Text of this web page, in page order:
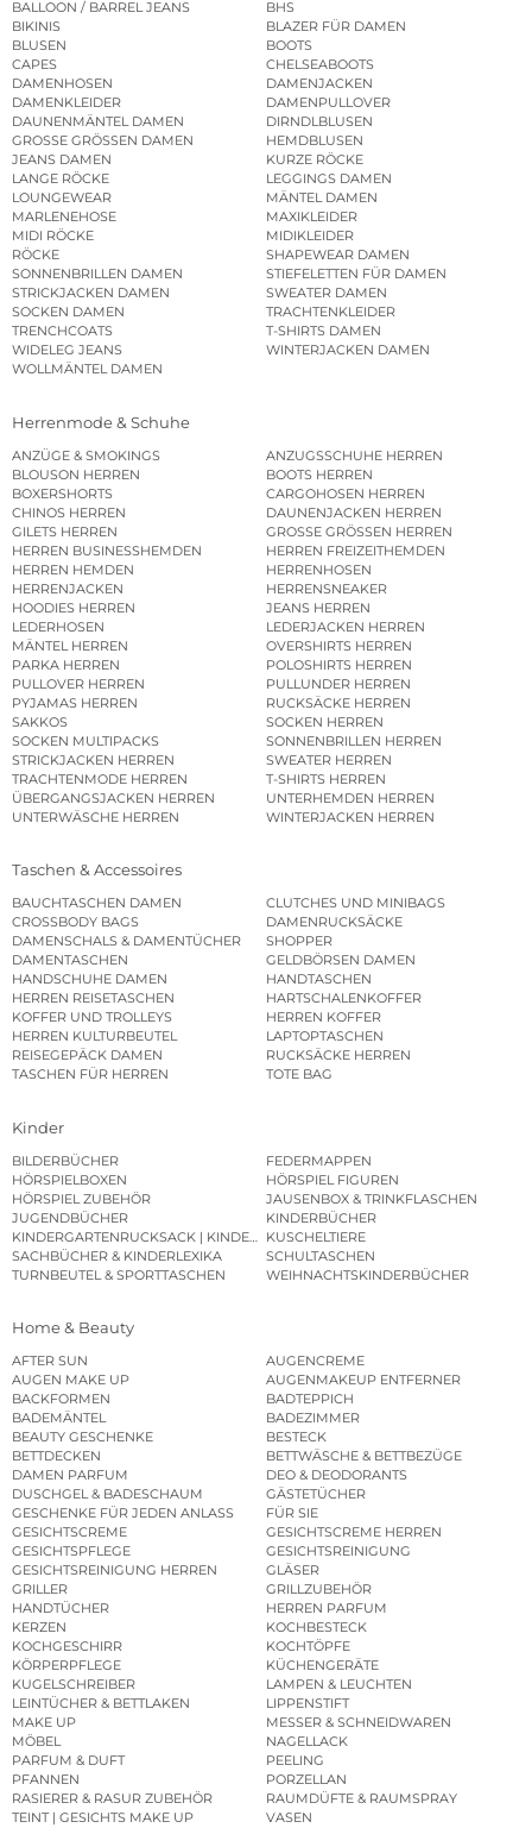
BALLOON / BARREL JEANS
BHS
BIKINIS
BLAZER FÜR DAMEN
BLUSEN
BOOTS
CAPES
CHELSEABOOTS
DAMENHOSEN
DAMENJACKEN
DAMENKLEIDER
DAMENPULLOVER
DAUNENMÄNTEL DAMEN
DIRNDLBLUSEN
GROSSE GRÖSSEN DAMEN
HEMDBLUSEN
JEANS DAMEN
KURZE RÖCKE
LANGE RÖCKE
LEGGINGS DAMEN
LOUNGEWEAR
MÄNTEL DAMEN
MARLENEHOSE
MAXIKLEIDER
MIDI RÖCKE
MIDIKLEIDER
RÖCKE
SHAPEWEAR DAMEN
SONNENBRILLEN DAMEN
STIEFELETTEN FÜR DAMEN
STRICKJACKEN DAMEN
SWEATER DAMEN
SOCKEN DAMEN
TRACHTENKLEIDER
TRENCHCOATS
T-SHIRTS DAMEN
WIDELEG JEANS
WINTERJACKEN DAMEN
WOLLMÄNTEL DAMEN
Herrenmode & Schuhe
ANZÜGE & SMOKINGS
ANZUGSSCHUHE HERREN
BLOUSON HERREN
BOOTS HERREN
BOXERSHORTS
CARGOHOSEN HERREN
CHINOS HERREN
DAUNENJACKEN HERREN
GILETS HERREN
GROSSE GRÖSSEN HERREN
HERREN BUSINESSHEMDEN
HERREN FREIZEITHEMDEN
HERREN HEMDEN
HERRENHOSEN
HERRENJACKEN
HERRENSNEAKER
HOODIES HERREN
JEANS HERREN
LEDERHOSEN
LEDERJACKEN HERREN
MÄNTEL HERREN
OVERSHIRTS HERREN
PARKA HERREN
POLOSHIRTS HERREN
PULLOVER HERREN
PULLUNDER HERREN
PYJAMAS HERREN
RUCKSÄCKE HERREN
SAKKOS
SOCKEN HERREN
SOCKEN MULTIPACKS
SONNENBRILLEN HERREN
STRICKJACKEN HERREN
SWEATER HERREN
TRACHTENMODE HERREN
T-SHIRTS HERREN
ÜBERGANGSJACKEN HERREN
UNTERHEMDEN HERREN
UNTERWÄSCHE HERREN
WINTERJACKEN HERREN
Taschen & Accessoires
BAUCHTASCHEN DAMEN
CLUTCHES UND MINIBAGS
CROSSBODY BAGS
DAMENRUCKSÄCKE
DAMENSCHALS & DAMENTÜCHER
SHOPPER
DAMENTASCHEN
GELDBÖRSEN DAMEN
HANDSCHUHE DAMEN
HANDTASCHEN
HERREN REISETASCHEN
HARTSCHALENKOFFER
KOFFER UND TROLLEYS
HERREN KOFFER
HERREN KULTURBEUTEL
LAPTOPTASCHEN
REISEGEPÄCK DAMEN
RUCKSÄCKE HERREN
TASCHEN FÜR HERREN
TOTE BAG
Kinder
BILDERBÜCHER
FEDERMAPPEN
HÖRSPIELBOXEN
HÖRSPIEL FIGUREN
HÖRSPIEL ZUBEHÖR
JAUSENBOX & TRINKFLASCHEN
JUGENDBÜCHER
KINDERBÜCHER
KINDERGARTENRUCKSACK | KINDERGARTENBEUTEL
KUSCHELTIERE
SACHBÜCHER & KINDERLEXIKA
SCHULTASCHEN
TURNBEUTEL & SPORTTASCHEN
WEIHNACHTSKINDERBÜCHER
Home & Beauty
AFTER SUN
AUGENCREME
AUGEN MAKE UP
AUGENMAKEUP ENTFERNER
BACKFORMEN
BADTEPPICH
BADEMÄNTEL
BADEZIMMER
BEAUTY GESCHENKE
BESTECK
BETTDECKEN
BETTWÄSCHE & BETTBEZÜGE
DAMEN PARFUM
DEO & DEODORANTS
DUSCHGEL & BADESCHAUM
GÄSTETÜCHER
GESCHENKE FÜR JEDEN ANLASS
FÜR SIE
GESICHTSCREME
GESICHTSCREME HERREN
GESICHTSPFLEGE
GESICHTSREINIGUNG
GESICHTSREINIGUNG HERREN
GLÄSER
GRILLER
GRILLZUBEHÖR
HANDTÜCHER
HERREN PARFUM
KERZEN
KOCHBESTECK
KOCHGESCHIRR
KOCHTÖPFE
KÖRPERPFLEGE
KÜCHENGERÄTE
KUGELSCHREIBER
LAMPEN & LEUCHTEN
LEINTÜCHER & BETTLAKEN
LIPPENSTIFT
MAKE UP
MESSER & SCHNEIDWAREN
MÖBEL
NAGELLACK
PARFUM & DUFT
PEELING
PFANNEN
PORZELLAN
RASIERER & RASUR ZUBEHÖR
RAUMDÜFTE & RAUMSPRAY
TEINT | GESICHTS MAKE UP
VASEN